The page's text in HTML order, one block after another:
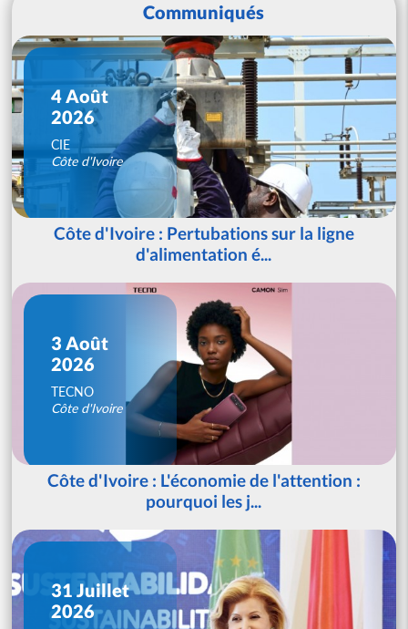
Communiqués
4 Août
2026
CIE
Côte d'Ivoire
Côte d'Ivoire : Pertubations sur la ligne
d'alimentation é...
3 Août
2026
TECNO
Côte d'Ivoire
Côte d'Ivoire : L'économie de l'attention :
pourquoi les j...
31 Juillet
2026